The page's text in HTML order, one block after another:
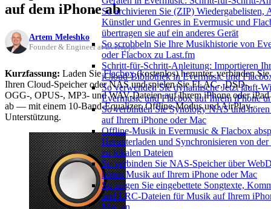
So archivieren Sie (ZIP) Wiedergabelisten,
Künstler und Genres in Evermusic und
übertragen sie auf ein anderes Gerät
So scrobbeln Sie Ihre Musikhistorie von
oder Flacbox zu Last.fm
Schritt-für-Schritt-Anleitung: Importieren
iCloud-Bibliothek in Evermusic und
So verwenden Sie dynamische Jetzt läuft-
Evermusic und Flacbox auf Ihrem iPhone
So verbinden Sie Synology NAS und
auf Ihrem iPhone oder Mac
Offline-Musik in Evermusic & Flacbox
Herunterladen und Synchronisieren von
zu lokalen Dateien
So verbinden Sie NAS-Speicher über
hören Musik auf Ihrem iPhone oder Mac
So zeigen Sie eingebettete Songtexte,
und LRC-Dateien für Musik auf Ihrem
Mac an
auf dem iPhone ab
Artem Meleshko
Founder & Engineer at Everappz
Kurzfassung: Laden SieFlacbox(kostenlos) herunter, verbinden Sie
Ihren Cloud-Speicher oder NAS und spielen Sie FLAC-, DSD-,
OGG-, OPUS-, MP3- und WAV-Dateien auf Ihrem iPhone oder iPad
ab — mit einem 10-Band-Equalizer, Offline-Modus und AirPlay-
Unterstützung.